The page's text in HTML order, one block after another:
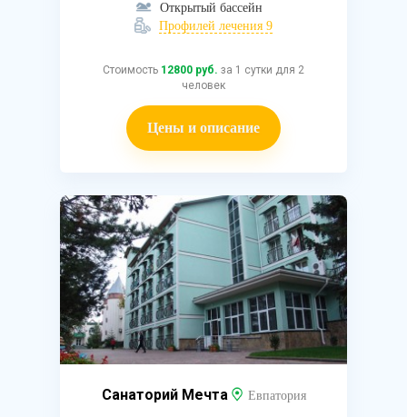
Открытый бассейн
Профилей лечения 9
Стоимость 12800 руб. за 1 сутки для 2
человек
Цены и описание
Санаторий Мечта Евпатория